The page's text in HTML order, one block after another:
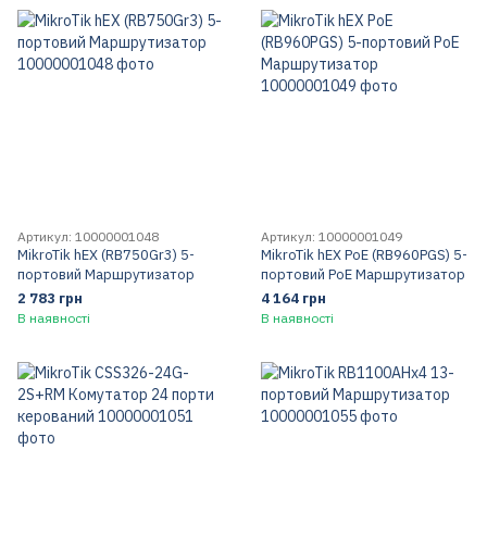
Артикул: 10000001048
MikroTik hEX (RB750Gr3) 5-
портовий Маршрутизатор
2 783 грн
В наявності
Артикул: 10000001049
MikroTik hEX PoE (RB960PGS) 5-
портовий PoE Маршрутизатор
4 164 грн
В наявності